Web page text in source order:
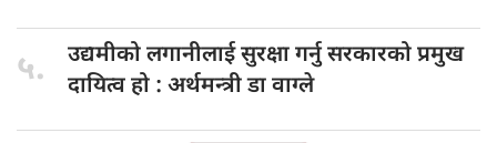
५. उद्यमीको लगानीलाईसुरक्षा गर्नु सरकारको प्रमुख
दायित्व हो : अर्थमन्त्री डा वाग्ले